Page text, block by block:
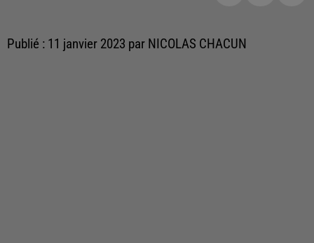
Publié : 11 janvier 2023 par NICOLAS CHACUN